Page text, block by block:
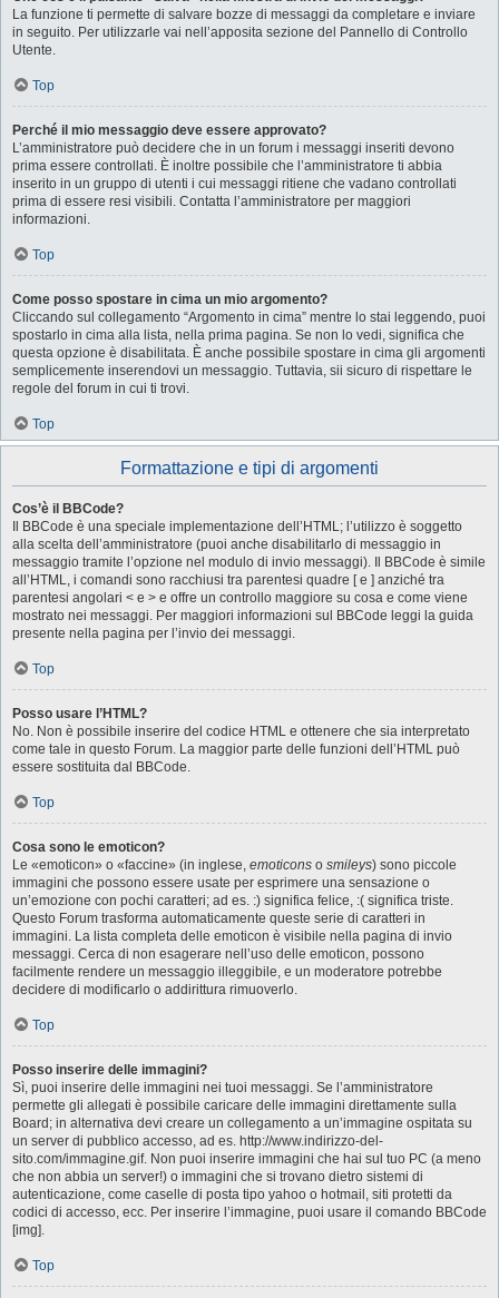
La funzione ti permette di salvare bozze di messaggi da completare e inviare
in seguito. Per utilizzarle vai nell’apposita sezione del Pannello di Controllo
Utente.
Top
Perché il mio messaggio deve essere approvato?
L’amministratore può decidere che in un forum i messaggi inseriti devono
prima essere controllati. È inoltre possibile che l’amministratore ti abbia
inserito in un gruppo di utenti i cui messaggi ritiene che vadano controllati
prima di essere resi visibili. Contatta l’amministratore per maggiori
informazioni.
Top
Come posso spostare in cima un mio argomento?
Cliccando sul collegamento “Argomento in cima” mentre lo stai leggendo, puoi
spostarlo in cima alla lista, nella prima pagina. Se non lo vedi, significa che
questa opzione è disabilitata. È anche possibile spostare in cima gli argomenti
semplicemente inserendovi un messaggio. Tuttavia, sii sicuro di rispettare le
regole del forum in cui ti trovi.
Top
Formattazione e tipi di argomenti
Cos’è il BBCode?
Il BBCode è una speciale implementazione dell’HTML; l’utilizzo è soggetto
alla scelta dell’amministratore (puoi anche disabilitarlo di messaggio in
messaggio tramite l’opzione nel modulo di invio messaggi). Il BBCode è simile
all’HTML, i comandi sono racchiusi tra parentesi quadre [ e ] anziché tra
parentesi angolari < e > e offre un controllo maggiore su cosa e come viene
mostrato nei messaggi. Per maggiori informazioni sul BBCode leggi la guida
presente nella pagina per l’invio dei messaggi.
Top
Posso usare l’HTML?
No. Non è possibile inserire del codice HTML e ottenere che sia interpretato
come tale in questo Forum. La maggior parte delle funzioni dell’HTML può
essere sostituita dal BBCode.
Top
Cosa sono le emoticon?
Le «emoticon» o «faccine» (in inglese, emoticons o smileys) sono piccole
immagini che possono essere usate per esprimere una sensazione o
un’emozione con pochi caratteri; ad es. :) significa felice, :( significa triste.
Questo Forum trasforma automaticamente queste serie di caratteri in
immagini. La lista completa delle emoticon è visibile nella pagina di invio
messaggi. Cerca di non esagerare nell’uso delle emoticon, possono
facilmente rendere un messaggio illeggibile, e un moderatore potrebbe
decidere di modificarlo o addirittura rimuoverlo.
Top
Posso inserire delle immagini?
Sì, puoi inserire delle immagini nei tuoi messaggi. Se l’amministratore
permette gli allegati è possibile caricare delle immagini direttamente sulla
Board; in alternativa devi creare un collegamento a un’immagine ospitata su
un server di pubblico accesso, ad es. http://www.indirizzo-del-
sito.com/immagine.gif. Non puoi inserire immagini che hai sul tuo PC (a meno
che non abbia un server!) o immagini che si trovano dietro sistemi di
autenticazione, come caselle di posta tipo yahoo o hotmail, siti protetti da
codici di accesso, ecc. Per inserire l’immagine, puoi usare il comando BBCode
[img].
Top